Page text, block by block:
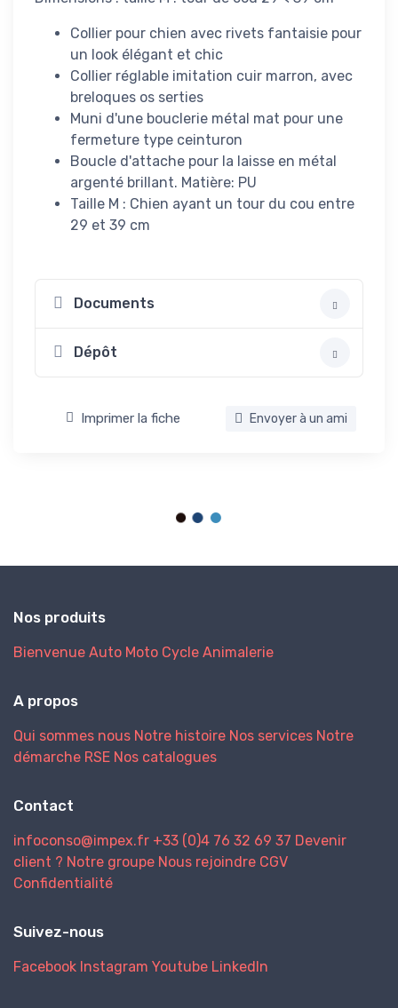
Collier pour chien avec rivets fantaisie pour
un look élégant et chic
Collier réglable imitation cuir marron, avec
breloques os serties
Muni d'une bouclerie métal mat pour une
fermeture type ceinturon
Boucle d'attache pour la laisse en métal
argenté brillant. Matière: PU
Taille M : Chien ayant un tour du cou entre
29 et 39 cm
Documents
Dépôt
Imprimer la fiche Envoyer à un ami
Nos produits
Bienvenue Auto Moto Cycle Animalerie
A propos
Qui sommes nous Notre histoire Nos services Notre
démarche RSE Nos catalogues
Contact
infoconso@impex.fr +33 (0)4 76 32 69 37 Devenir
client ? Notre groupe Nous rejoindre CGV
Confidentialité
Suivez-nous
Facebook Instagram Youtube LinkedIn